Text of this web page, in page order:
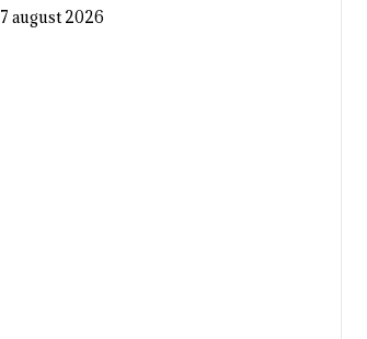
7 august 2026